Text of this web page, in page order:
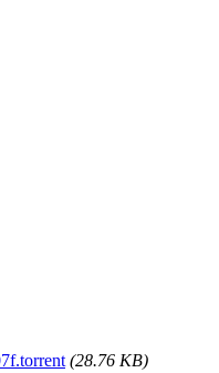
(28.76 KB)